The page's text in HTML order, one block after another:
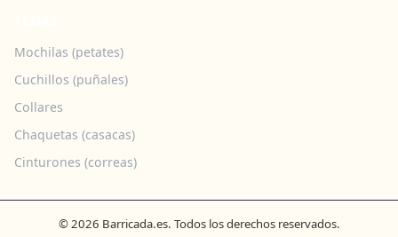
Mochilas (petates)
Cuchillos (puñales)
Collares
Chaquetas (casacas)
Cinturones (correas)
© 2026 Barricada.es. Todos los derechos reservados.